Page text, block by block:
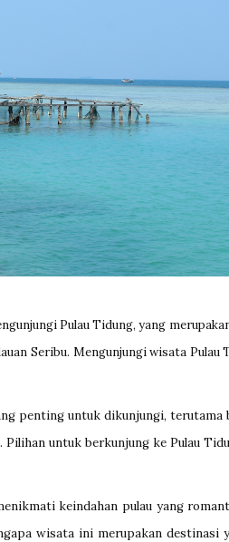
Pulau Tidung, yang
Seribu. Mengunjungi wisata Pulau
penting untuk dikunjungi, terutama
untuk berkunjung ke Pulau
keindahan pulau yang
wisata ini merupakan destinasi